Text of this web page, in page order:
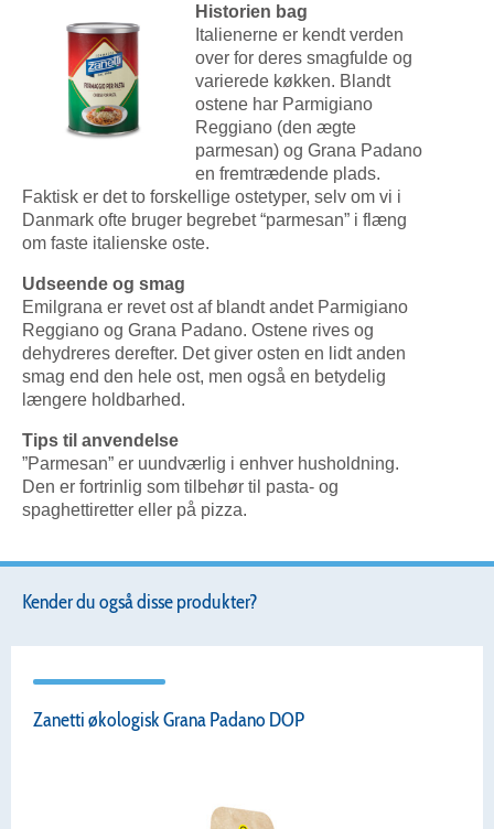
Historien bag
Italienerne er kendt verden
over for deres smagfulde og
varierede køkken. Blandt
ostene har Parmigiano
Reggiano (den ægte
parmesan) og Grana Padano
en fremtrædende plads.
Faktisk er det to forskellige ostetyper, selv om vi i
Danmark ofte bruger begrebet “parmesan” i flæng
om faste italienske oste.
Udseende og smag
Emilgrana er revet ost af blandt andet Parmigiano
Reggiano og Grana Padano. Ostene rives og
dehydreres derefter. Det giver osten en lidt anden
smag end den hele ost, men også en betydelig
længere holdbarhed.
Tips til anvendelse
”Parmesan” er uundværlig i enhver husholdning.
Den er fortrinlig som tilbehør til pasta- og
spaghettiretter eller på pizza.
Kender du også disse produkter?
Zanetti økologisk Grana Padano DOP